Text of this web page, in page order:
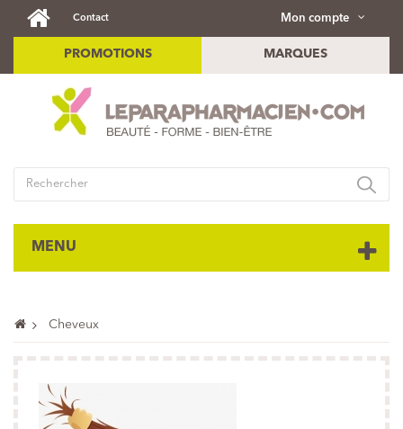
Mon compte
Contact
PROMOTIONS MARQUES
MENU
Cheveux